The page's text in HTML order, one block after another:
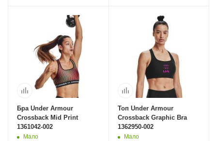
Бра Under Armour
Crossback Mid Print
1361042-002
Мало
Топ Under Armour
Crossback Graphic Bra
1362950-002
Мало